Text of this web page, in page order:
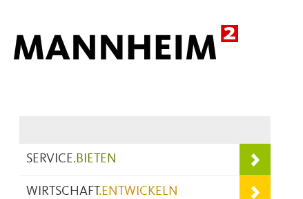
SERVICE.BIETEN
WIRTSCHAFT.ENTWICKELN